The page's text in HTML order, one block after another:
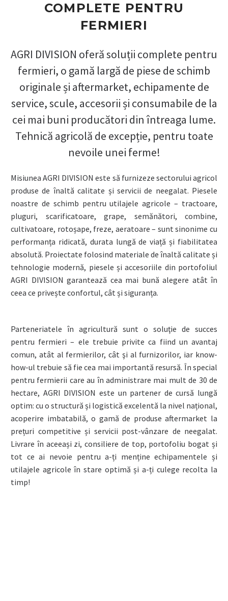
COMPLETE PENTRU
FERMIERI
AGRI DIVISION oferă soluții complete pentru
fermieri, o gamă largă de piese de schimb
originale și aftermarket, echipamente de
service, scule, accesorii și consumabile de la
cei mai buni producători din întreaga lume.
Tehnică agricolă de excepție, pentru toate
nevoile unei ferme!
Misiunea AGRI DIVISION este să furnizeze sectorului agricol
produse de înaltă calitate și servicii de neegalat. Piesele
noastre de schimb pentru utilajele agricole – tractoare,
pluguri, scarificatoare, grape, semănători, combine,
cultivatoare, rotoșape, freze, aeratoare – sunt sinonime cu
performanța ridicată, durata lungă de viață și fiabilitatea
absolută. Proiectate folosind materiale de înaltă calitate și
tehnologie modernă, piesele și accesoriile din portofoliul
AGRI DIVISION garantează cea mai bună alegere atât în
ceea ce privește confortul, cât și siguranța.
Parteneriatele în agricultură sunt o soluţie de succes
pentru fermieri – ele trebuie privite ca fiind un avantaj
comun, atât al fermierilor, cât şi al furnizorilor, iar know-
how-ul trebuie să fie cea mai importantă resursă. În special
pentru fermierii care au în administrare mai mult de 30 de
hectare, AGRI DIVISION este un partener de cursă lungă
optim: cu o structură și logistică excelentă la nivel național,
acoperire imbatabilă, o gamă de produse aftermarket la
prețuri competitive și servicii post-vânzare de neegalat.
Livrare în aceeași zi, consiliere de top, portofoliu bogat și
tot ce ai nevoie pentru a-ți menține echipamentele și
utilajele agricole în stare optimă și a-ți culege recolta la
timp!